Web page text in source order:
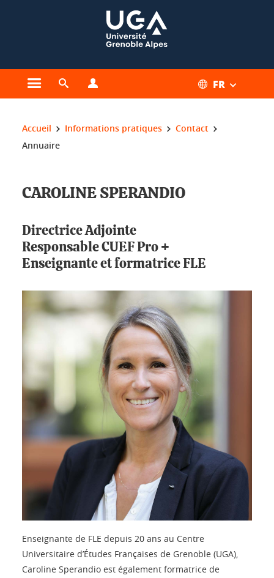
Ouvrir le menu principal
Ouvrir le moteur de recherche FR
Vous êtes ici :
Accueil Informations pratiques
Contact
Annuaire
CAROLINE SPERANDIO
Directrice Adjointe
Responsable CUEF Pro +
Enseignante et formatrice FLE
Enseignante de FLE depuis 20 ans au Centre
Universitaire d’Études Françaises de Grenoble (UGA),
Caroline Sperandio est également formatrice de